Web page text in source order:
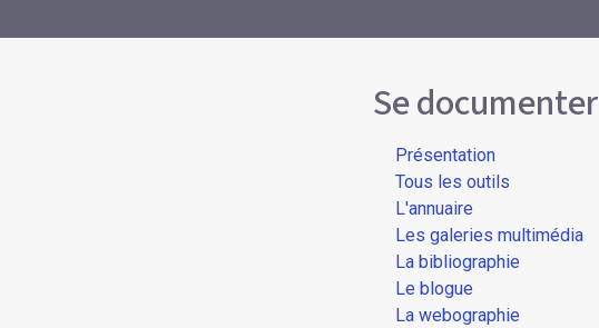
Se documenter
Présentation
Tous les outils
L'annuaire
Les galeries multimédia
La bibliographie
Le blogue
La webographie